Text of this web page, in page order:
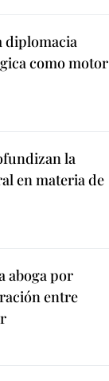
diplomacia
como motor
la
en materia de
aboga por
entre